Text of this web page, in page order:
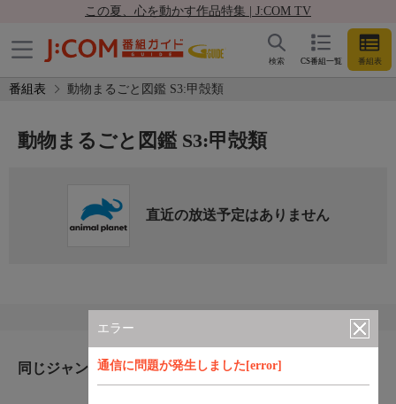
この夏、心を動かす作品特集 | J:COM TV
CS番組一覧 番組表
検索
番組表 動物まるごと図鑑 S3:甲殻類
エラー
通信に問題が発生しました[error]
動物まるごと図鑑 S3:甲殻類
直近の放送予定はありません
同じジャンルのおすすめ番組